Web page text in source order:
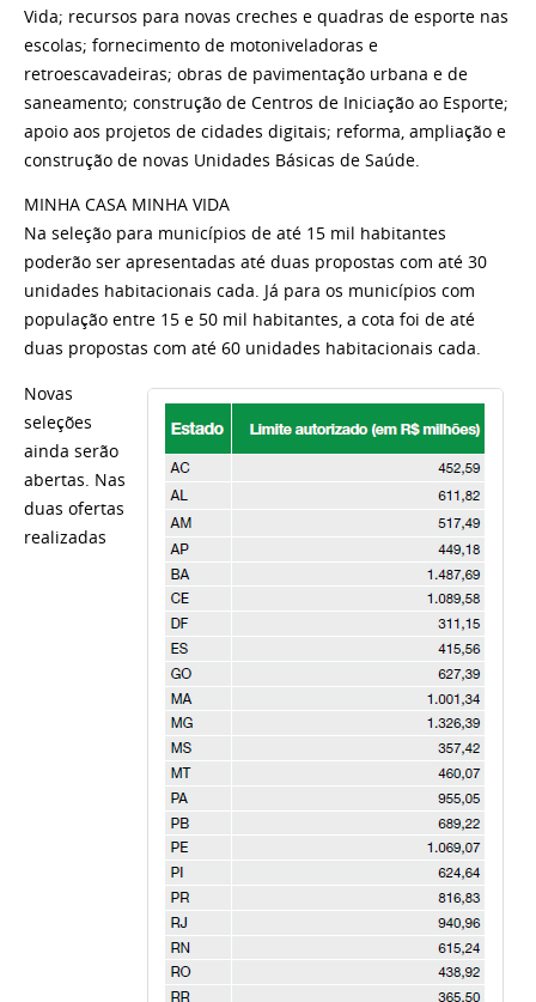
Vida; recursos para novas creches e quadras de esporte nas
escolas; fornecimento de motoniveladoras e
retroescavadeiras; obras de pavimentação urbana e de
saneamento; construção de Centros de Iniciação ao Esporte;
apoio aos projetos de cidades digitais; reforma, ampliação e
construção de novas Unidades Básicas de Saúde.
MINHA CASA MINHA VIDA
Na seleção para municípios de até 15 mil habitantes
poderão ser apresentadas até duas propostas com até 30
unidades habitacionais cada. Já para os municípios com
população entre 15 e 50 mil habitantes, a cota foi de até
duas propostas com até 60 unidades habitacionais cada.
Novas
seleções
ainda serão
abertas. Nas
duas ofertas
realizadas